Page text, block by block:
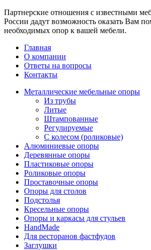
Партнерские отношения с известными
России дадут возможность оказать Вам
необходимых опор к вашей мебели.
Главная
О компании
Ответы на вопросы
Контакты
Металлические мебельные опоры
Из трубы
Литые
Штампованные
Регулируемые
С колесом (роликовые)
Алюминиевые опоры
Деревянные опоры
Пластиковые опоры
Роликовые опоры
Проставочные опоры
Опоры для столов
Подстолья
Кресельные опоры
Опоры и каркасы для стульев
HandMade
Для ресторанов фастфудов
Заглушки